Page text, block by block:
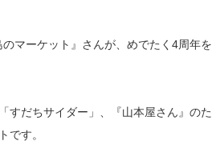
マーケット』さんが、めでたく4周年を
すだちサイダー」、『山本屋さん』のた
です。